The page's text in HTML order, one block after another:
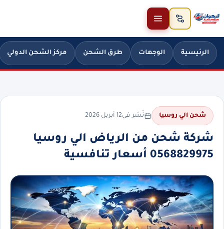
تخطَّ إلى المحتوى
الرئيسية الوجهات طرق الشحن مركز الشحن الدولي
شحن الي روسيا نُشر في12 أبريل 2026
شركة شحن من الرياض الي روسيا
0568829975 أسعار تنافسية